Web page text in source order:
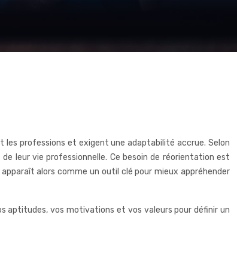
professions et exigent une adaptabilité accrue. Selon
leur vie professionnelle. Ce besoin de réorientation est
alors comme un outil clé pour mieux appréhender
aptitudes, vos motivations et vos valeurs pour définir un